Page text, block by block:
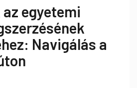
egyetemi
Navigálás a